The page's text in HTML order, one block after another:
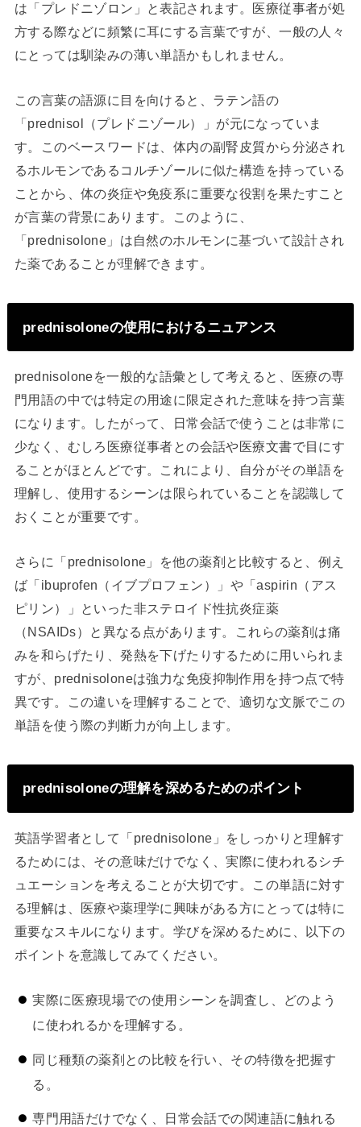
は「プレドニゾロン」と表記されます。医療従事者が処
方する際などに頻繁に耳にする言葉ですが、一般の人々
にとっては馴染みの薄い単語かもしれません。
この言葉の語源に目を向けると、ラテン語の
「prednisol（プレドニゾール）」が元になっていま
す。このベースワードは、体内の副腎皮質から分泌され
るホルモンであるコルチゾールに似た構造を持っている
ことから、体の炎症や免疫系に重要な役割を果たすこと
が言葉の背景にあります。このように、
「prednisolone」は自然のホルモンに基づいて設計され
た薬であることが理解できます。
prednisoloneの使用におけるニュアンス
prednisoloneを一般的な語彙として考えると、医療の専
門用語の中では特定の用途に限定された意味を持つ言葉
になります。したがって、日常会話で使うことは非常に
少なく、むしろ医療従事者との会話や医療文書で目にす
ることがほとんどです。これにより、自分がその単語を
理解し、使用するシーンは限られていることを認識して
おくことが重要です。
さらに「prednisolone」を他の薬剤と比較すると、例え
ば「ibuprofen（イブプロフェン）」や「aspirin（アス
ピリン）」といった非ステロイド性抗炎症薬
（NSAIDs）と異なる点があります。これらの薬剤は痛
みを和らげたり、発熱を下げたりするために用いられま
すが、prednisoloneは強力な免疫抑制作用を持つ点で特
異です。この違いを理解することで、適切な文脈でこの
単語を使う際の判断力が向上します。
prednisoloneの理解を深めるためのポイント
英語学習者として「prednisolone」をしっかりと理解す
るためには、その意味だけでなく、実際に使われるシチ
ュエーションを考えることが大切です。この単語に対す
る理解は、医療や薬理学に興味がある方にとっては特に
重要なスキルになります。学びを深めるために、以下の
ポイントを意識してみてください。
実際に医療現場での使用シーンを調査し、どのよう
に使われるかを理解する。
同じ種類の薬剤との比較を行い、その特徴を把握す
る。
専門用語だけでなく、日常会話での関連語に触れる